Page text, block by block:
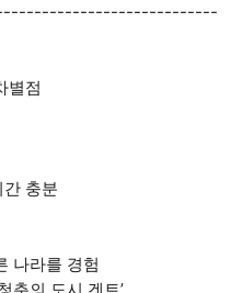
별점
충분
나라를 경험